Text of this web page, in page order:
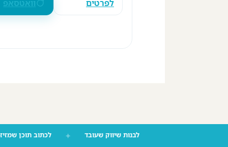
לפרטים וואטסאפ
לבנות שיווק שעובד לכתוב תוכן